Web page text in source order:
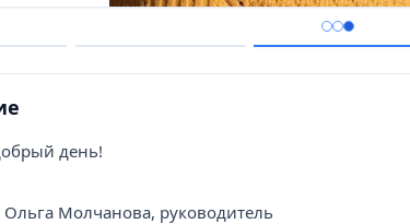
день!
Молчанова, руководитель